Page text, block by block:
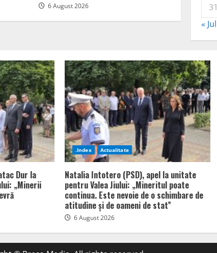
6 August 2026
31
« Jul
Dur la
„Minerii
.Index Actualitate
Natalia Intotero (PSD), apel la unitate
pentru Valea Jiului: „Mineritul poate
continua. Este nevoie de o schimbare de
atitudine și de oameni de stat”
6 August 2026